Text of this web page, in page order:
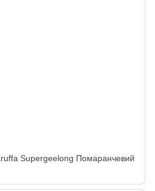
Supergeelong Помаранчевий